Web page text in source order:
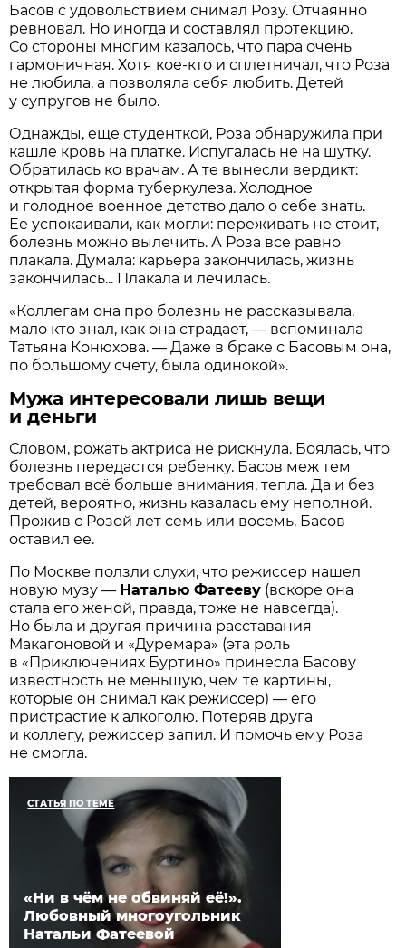
Басов с удовольствием снимал Розу. Отчаянно
ревновал. Но иногда и составлял протекцию.
Со стороны многим казалось, что пара очень
гармоничная. Хотя кое-кто и сплетничал, что Роза
не любила, а позволяла себя любить. Детей
у супругов не было.
Однажды, еще студенткой, Роза обнаружила при
кашле кровь на платке. Испугалась не на шутку.
Обратилась ко врачам. А те вынесли вердикт:
открытая форма туберкулеза. Холодное
и голодное военное детство дало о себе знать.
Ее успокаивали, как могли: переживать не стоит,
болезнь можно вылечить. А Роза все равно
плакала. Думала: карьера закончилась, жизнь
закончилась... Плакала и лечилась.
«Коллегам она про болезнь не рассказывала,
мало кто знал, как она страдает, — вспоминала
Татьяна Конюхова. — Даже в браке с Басовым она,
по большому счету, была одинокой».
Мужа интересовали лишь вещи
и деньги
Словом, рожать актриса не рискнула. Боялась, что
болезнь передастся ребенку. Басов меж тем
требовал всё больше внимания, тепла. Да и без
детей, вероятно, жизнь казалась ему неполной.
Прожив с Розой лет семь или восемь, Басов
оставил ее.
По Москве ползли слухи, что режиссер нашел
новую музу — Наталью Фатееву (вскоре она
стала его женой, правда, тоже не навсегда).
Но была и другая причина расставания
Макагоновой и «Дуремара» (эта роль
в «Приключениях Буртино» принесла Басову
известность не меньшую, чем те картины,
которые он снимал как режиссер) — его
пристрастие к алкоголю. Потеряв друга
и коллегу, режиссер запил. И помочь ему Роза
не смогла.
СТАТЬЯ ПО ТЕМЕ
«Ни в чём не обвиняй её!».
Любовный многоугольник
Натальи Фатеевой